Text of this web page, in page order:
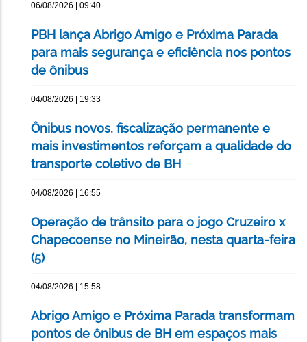
06/08/2026 | 09:40
PBH lança Abrigo Amigo e Próxima Parada
para mais segurança e eficiência nos pontos
de ônibus
04/08/2026 | 19:33
Ônibus novos, fiscalização permanente e
mais investimentos reforçam a qualidade do
transporte coletivo de BH
04/08/2026 | 16:55
Operação de trânsito para o jogo Cruzeiro x
Chapecoense no Mineirão, nesta quarta-feira
(5)
04/08/2026 | 15:58
Abrigo Amigo e Próxima Parada transformam
pontos de ônibus de BH em espaços mais